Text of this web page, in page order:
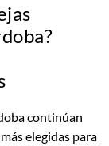
continúan
elegidas para